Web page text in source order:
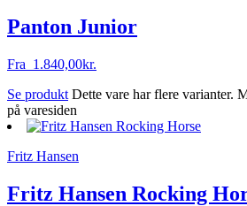
Panton Junior
Fra 1.840,00kr.
Se produkt Dette vare har flere varianter.
på varesiden
Fritz Hansen
Fritz Hansen Rocking